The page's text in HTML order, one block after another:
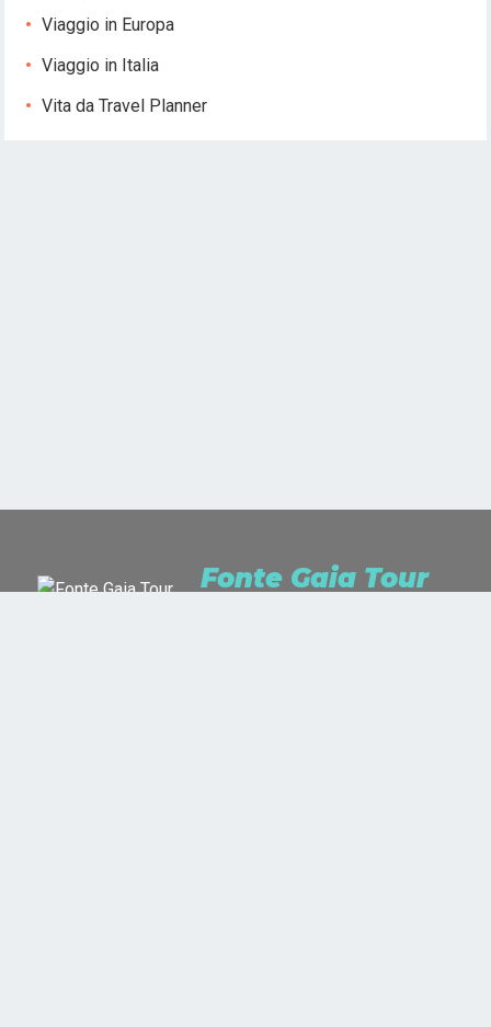
Viaggio in Europa
Viaggio in Italia
Vita da Travel Planner
Fonte Gaia Tour